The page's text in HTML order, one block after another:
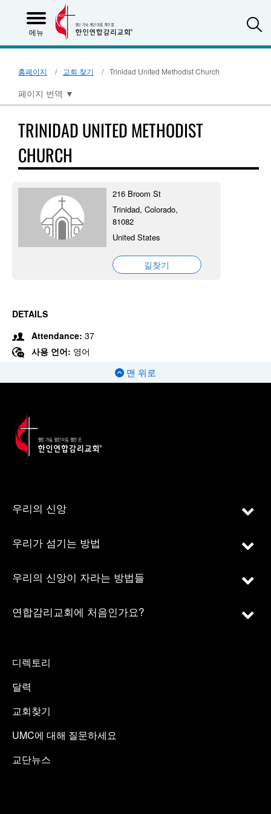
메뉴
홈페이지 교회 찾기 Trinidad United Methodist Church
페이지 번역 ▼
TRINIDAD UNITED METHODIST
CHURCH
216 Broom St
Trinidad, Colorado,
81082
United States
길찾기
DETAILS
Attendance: 37
사용 언어: 영어
맨 위로
우리의 신앙
우리가 섬기는 방법
우리의 신앙이 자라는 방법들
연합감리교회에 처음인가요?
디렉토리
달력
교회찾기
UMC에 대해 질문하세요
교단뉴스